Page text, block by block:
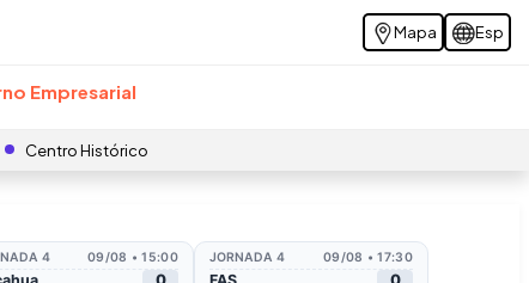
Mapa Esp
Empresarial
Centro Histórico